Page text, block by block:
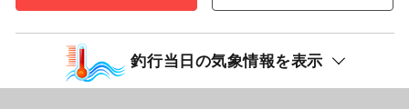
釣行当日の気象情報を表示